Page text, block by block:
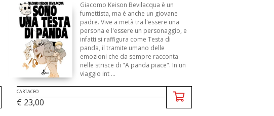
Giacomo Keison Bevilacqua è un
fumettista, ma è anche un giovane
padre. Vive a metà tra l'essere una
persona e l'essere un personaggio, e
infatti si raffigura come Testa di
panda, il tramite umano delle
emozioni che da sempre racconta
nelle strisce di "A panda piace". In un
viaggio int ...
CARTACEO
€ 23,00